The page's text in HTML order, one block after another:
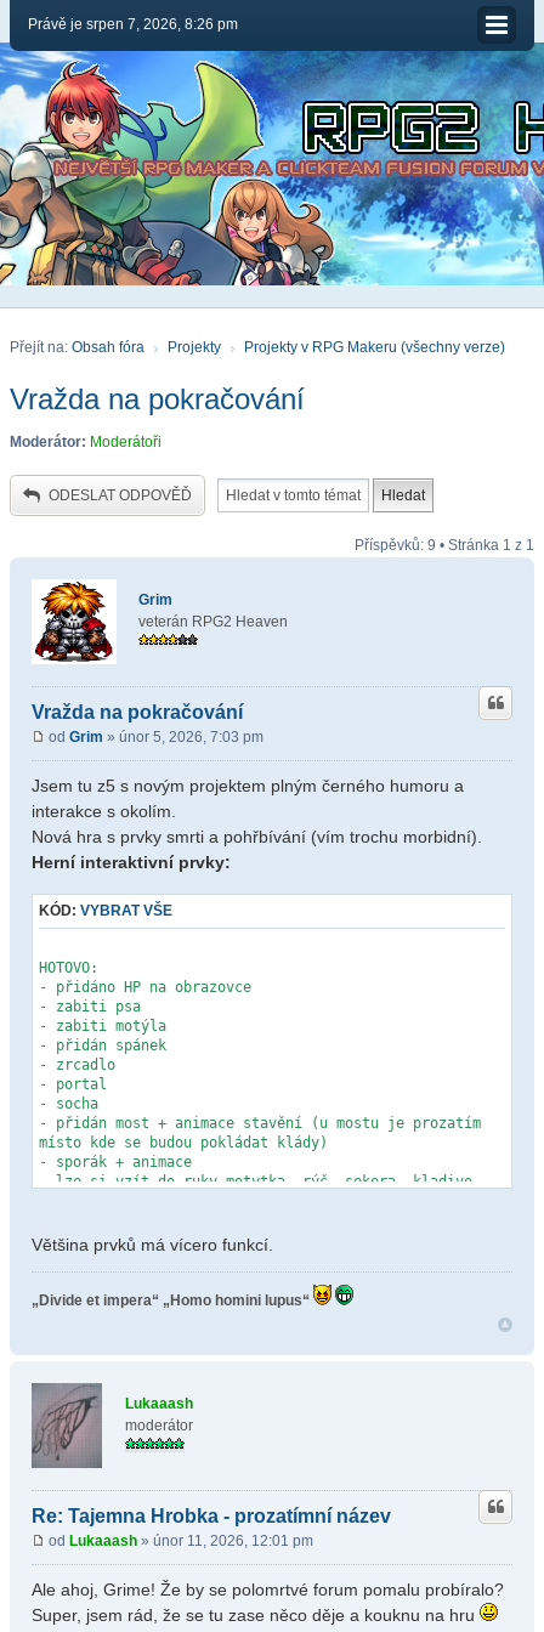
Právě je srpen 7, 2026, 8:26 pm
Přejít na: Obsah fóra Projekty Projekty v RPG Makeru (všechny verze)
Vražda na pokračování
Moderátor: Moderátoři
ODESLAT ODPOVĚĎ
Příspěvků: 9 • Stránka 1 z 1
Grim
veterán RPG2 Heaven
Vražda na pokračování
od Grim » únor 5, 2026, 7:03 pm
Jsem tu z5 s novým projektem plným černého humoru a
interakce s okolím.
Nová hra s prvky smrti a pohřbívání (vím trochu morbidní).
Herní interaktivní prvky:
KÓD: VYBRAT VŠE
HOTOVO:
- přidáno HP na obrazovce
- zabiti psa
- zabiti motýla
- přidán spánek
- zrcadlo
- portal
- socha
- přidán most + animace stavění (u mostu je prozatím
místo kde se budou pokládat klády)
- sporák + animace
- lze si vzít do ruky motytka, rýč, sekera, kladivo,
trávu
- zhulení postavy (otočení ovládaní postavy)
- páky na pohyb trůnu
- postel na spaní a zrušení efektu jointu
- světlo okolo piana
- upraveno světlo uvnitř domu a jeskyně pro světlo
pochodně
- dort jde ukousat až do konce
- kovadlina rozpůlena
- modrej a růžovej šutr
- ZHULENA je i vesnice
- NEVERENDING přidán
- mrvoly jdou spálit, nebo schovat do beden nebo zatím
jednu z nich pohřbít
- joint + zapálená verze + zhulení
- vykopání trávy
- zapálení jointa
Většina prvků má vícero funkcí.
„Divide et impera“ „Homo homini lupus“
Lukaaash
moderátor
Re: Tajemna Hrobka - prozatímní název
od Lukaaash » únor 11, 2026, 12:01 pm
Ale ahoj, Grime! Že by se polomrtvé forum pomalu probíralo?
Super, jsem rád, že se tu zase něco děje a kouknu na hru